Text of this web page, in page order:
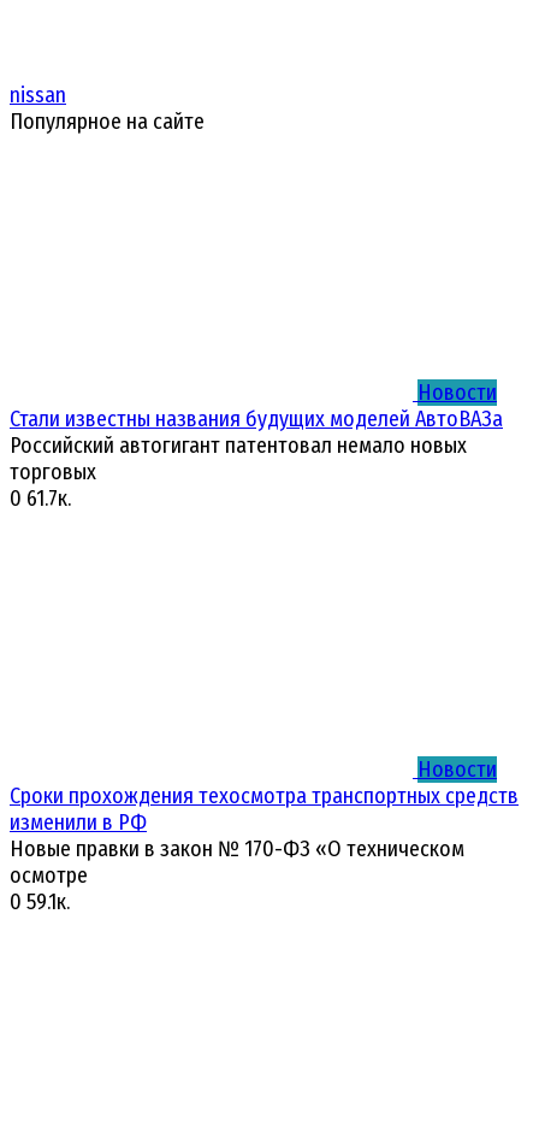
nissan
Популярное на сайте
Новости
Стали известны названия будущих моделей АвтоВАЗа
Российский автогигант патентовал немало новых
торговых
0 61.7к.
Новости
Сроки прохождения техосмотра транспортных средств
изменили в РФ
Новые правки в закон № 170-ФЗ «О техническом
осмотре
0 59.1к.